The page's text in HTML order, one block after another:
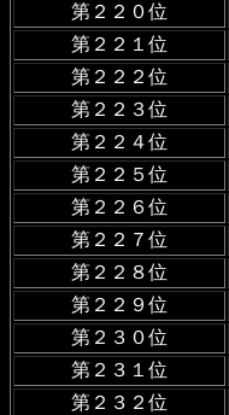
第２２０位
第２２１位
第２２２位
第２２３位
第２２４位
第２２５位
第２２６位
第２２７位
第２２８位
第２２９位
第２３０位
第２３１位
第２３２位